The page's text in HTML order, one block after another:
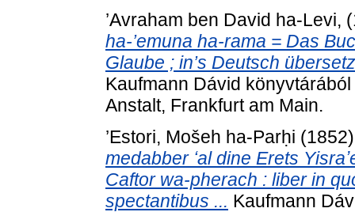
’Avraham ben David ha-Levi,
ha-’emuna ha-rama = Das
Glaube ; in’s Deutsch
Kaufmann Dávid
Anstalt, Frankfurt am Main.
’Estori, Mošeh ha-Parḥi
medabber ʻal dine Erets
Caftor wa-pherach : liber in
spectantibus ... Kaufmann